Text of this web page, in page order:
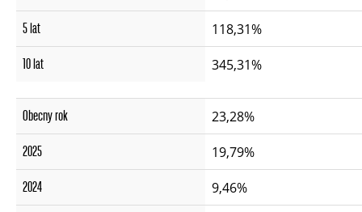
5 lat 118,31%
10 lat 345,31%
Obecny rok 23,28%
2025 19,79%
2024 9,46%